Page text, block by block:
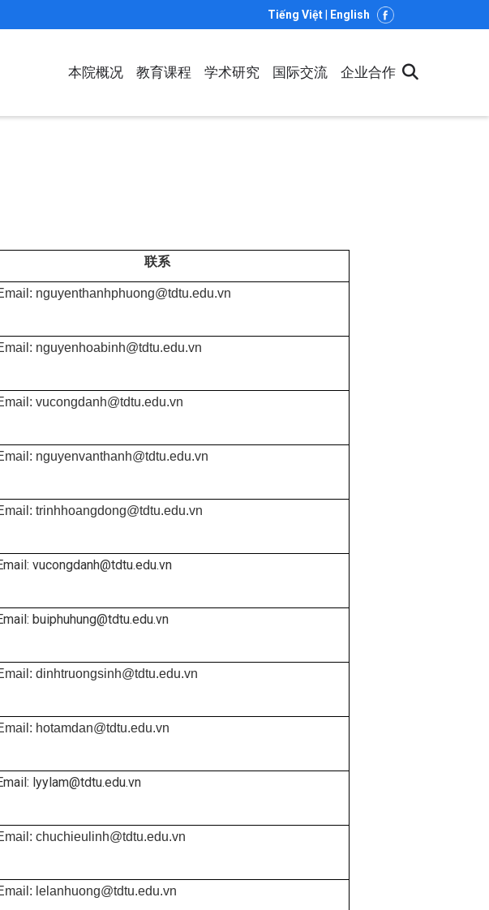
Tiếng Việt English
MAIN
NAVIGATION
本院概况 教育课程 学术研究 国际交流 企业合作
联系
nguyenthanhphuong@tdtu.edu.vn
nguyenhoabinh@tdtu.edu.vn
vucongdanh@tdtu.edu.vn
nguyenvanthanh@tdtu.edu.vn
trinhhoangdong@tdtu.edu.vn
vucongdanh@tdtu.edu.vn
buiphuhung@tdtu.edu.vn
dinhtruongsinh@tdtu.edu.vn
hotamdan@tdtu.edu.vn
lyylam@tdtu.edu.vn
chuchieulinh@tdtu.edu.vn
lelanhuong@tdtu.edu.vn